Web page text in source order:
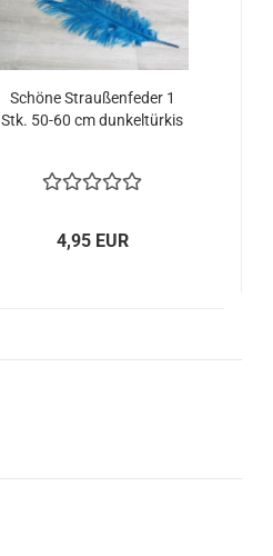
Schöne Straußenfeder 1
Stk. 50-60 cm dunkeltürkis
4,95 EUR